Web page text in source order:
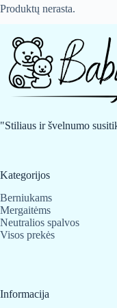
Produktų nerasta.
"Stiliaus ir švelnumo
Kategorijos
Berniukams
Mergaitėms
Neutralios spalvos
Visos prekės
Informacija